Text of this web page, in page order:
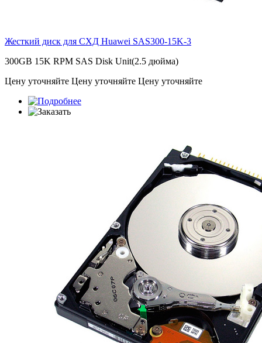
Жесткий диск для СХД Huawei SAS300-15K-3
300GB 15K RPM SAS Disk Unit(2.5 дюйма)
Цену уточняйте Цену уточняйте Цену уточняйте